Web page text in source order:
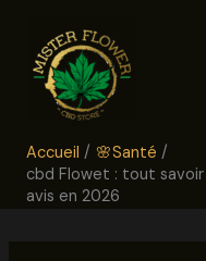
contenu
Accueil
🌸Santé
cbd Flowet : tout
avis en 2026